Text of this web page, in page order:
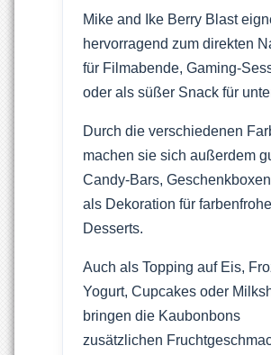
Mike and Ike Berry Blast
hervorragend zum direkten
für Filmabende, Gaming-
oder als süßer Snack für
Durch die verschiedenen
machen sie sich außerdem
Candy-Bars,
als Dekoration für farbenfrohe
Desserts.
Auch als Topping auf Eis,
Yogurt, Cupcakes oder
bringen die Kaubonbons
zusätzlichen